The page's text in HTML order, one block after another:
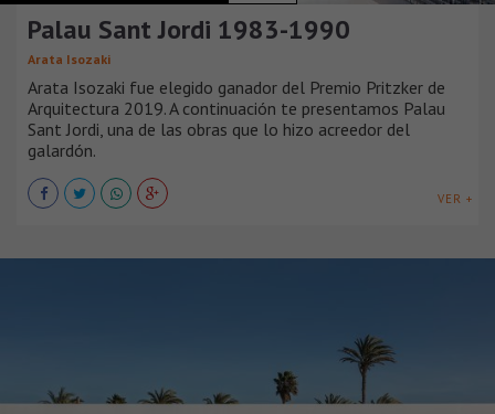
Palau Sant Jordi 1983-1990
Arata Isozaki
Arata Isozaki fue elegido ganador del Premio Pritzker de
Arquitectura 2019. A continuación te presentamos Palau
Sant Jordi, una de las obras que lo hizo acreedor del
galardón.
VER +